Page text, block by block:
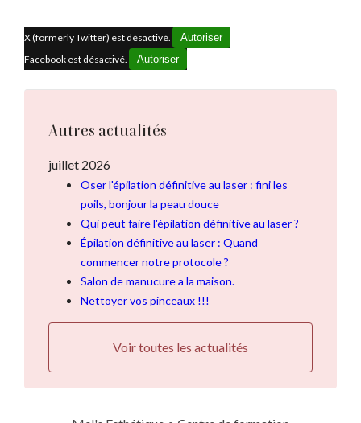
X (formerly Twitter) est désactivé.
Autoriser
Facebook est désactivé.
Autoriser
Autres actualités
juillet 2026
Oser l'épilation définitive au laser : fini les
poils, bonjour la peau douce
Qui peut faire l'épilation définitive au laser ?
Épilation définitive au laser : Quand
commencer notre protocole ?
Salon de manucure a la maison.
Nettoyer vos pinceaux !!!
Voir toutes les actualités